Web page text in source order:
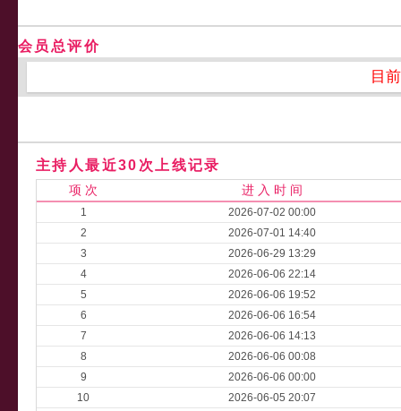
会员总评价
目
主持人最近30次上线记录
项 次 进 入 时 间
1
2026-07-02 00:00
2
2026-07-01 14:40
3
2026-06-29 13:29
4
2026-06-06 22:14
5
2026-06-06 19:52
6
2026-06-06 16:54
7
2026-06-06 14:13
8
2026-06-06 00:08
9
2026-06-06 00:00
10
2026-06-05 20:07